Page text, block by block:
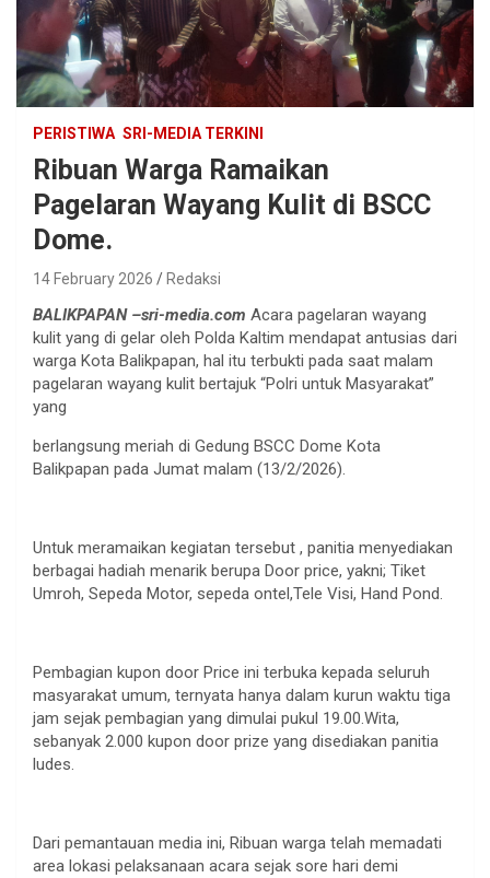
PERISTIWA SRI-MEDIA TERKINI
Ribuan Warga Ramaikan
Pagelaran Wayang Kulit di BSCC
Dome.
14 February 2026 Redaksi
BALIKPAPAN –sri-media.com Acara pagelaran wayang
kulit yang di gelar oleh Polda Kaltim mendapat antusias dari
warga Kota Balikpapan, hal itu terbukti pada saat malam
pagelaran wayang kulit bertajuk “Polri untuk Masyarakat”
yang
berlangsung meriah di Gedung BSCC Dome Kota
Balikpapan pada Jumat malam (13/2/2026).
Untuk meramaikan kegiatan tersebut , panitia menyediakan
berbagai hadiah menarik berupa Door price, yakni; Tiket
Umroh, Sepeda Motor, sepeda ontel,Tele Visi, Hand Pond.
Pembagian kupon door Price ini terbuka kepada seluruh
masyarakat umum, ternyata hanya dalam kurun waktu tiga
jam sejak pembagian yang dimulai pukul 19.00.Wita,
sebanyak 2.000 kupon door prize yang disediakan panitia
ludes.
Dari pemantauan media ini, Ribuan warga telah memadati
area lokasi pelaksanaan acara sejak sore hari demi